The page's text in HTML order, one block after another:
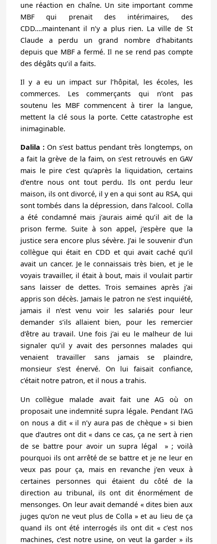
une réaction en chaîne. Un site important comme
MBF qui prenait des intérimaires, des
CDD….maintenant il n’y a plus rien. La ville de St
Claude a perdu un grand nombre d’habitants
depuis que MBF a fermé. Il ne se rend pas compte
des dégâts qu’il a faits.
Il y a eu un impact sur l’hôpital, les écoles, les
commerces. Les commerçants qui n’ont pas
soutenu les MBF commencent à tirer la langue,
mettent la clé sous la porte. Cette catastrophe est
inimaginable.
Dalila : On s’est battus pendant très longtemps, on
a fait la grève de la faim, on s’est retrouvés en GAV
mais le pire c’est qu’après la liquidation, certains
d’entre nous ont tout perdu. Ils ont perdu leur
maison, ils ont divorcé, il y en a qui sont au RSA, qui
sont tombés dans la dépression, dans l’alcool. Colla
a été condamné mais j’aurais aimé qu’il ait de la
prison ferme. Suite à son appel, j’espère que la
justice sera encore plus sévère. J’ai le souvenir d’un
collègue qui était en CDD et qui avait caché qu’il
avait un cancer. Je le connaissais très bien, et je le
voyais travailler, il était à bout, mais il voulait partir
sans laisser de dettes. Trois semaines après j’ai
appris son décès. Jamais le patron ne s’est inquiété,
jamais il n’est venu voir les salariés pour leur
demander s’ils allaient bien, pour les remercier
d’être au travail. Une fois j’ai eu le malheur de lui
signaler qu’il y avait des personnes malades qui
venaient travailler sans jamais se plaindre,
monsieur s’est énervé. On lui faisait confiance,
c’était notre patron, et il nous a trahis.
Un collègue malade avait fait une AG où on
proposait une indemnité supra légale. Pendant l’AG
on nous a dit « il n’y aura pas de chèque » si bien
que d’autres ont dit « dans ce cas, ça ne sert à rien
de se battre pour avoir un supra légal » ; voilà
pourquoi ils ont arrêté de se battre et je ne leur en
veux pas pour ça, mais en revanche j’en veux à
certaines personnes qui étaient du côté de la
direction au tribunal, ils ont dit énormément de
mensonges. On leur avait demandé « dites bien aux
juges qu’on ne veut plus de Colla » et au lieu de ça
quand ils ont été interrogés ils ont dit « c’est nos
machines, c’est notre usine, on veut la garder » ils